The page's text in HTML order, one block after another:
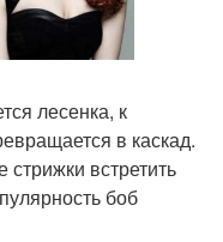
лесенка, к
в каскад.
встретить
боб